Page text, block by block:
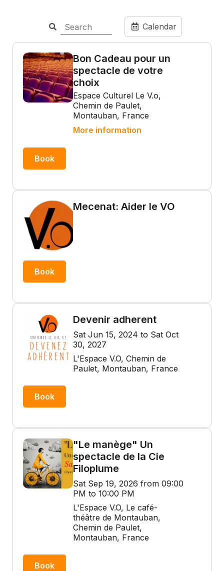
Calendar
Bon Cadeau pour un
spectacle de votre
choix
Espace Culturel Le V.o,
Chemin de Paulet,
Montauban, France
More information
Book
Mecenat: Aider le VO
Book
Devenir adherent
Sat Jun 15, 2024 to Sat Oct
30, 2027
L'Espace V.O, Chemin de
Paulet, Montauban, France
Book
"Le manège" Un
spectacle de la Cie
Filoplume
Sat Sep 19, 2026 from 09:00
PM to 10:00 PM
L'Espace V.O, Le café-
théâtre de Montauban,
Chemin de Paulet,
Montauban, France
Book